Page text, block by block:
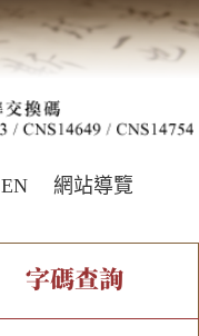
EN 網站導覽
字碼查詢